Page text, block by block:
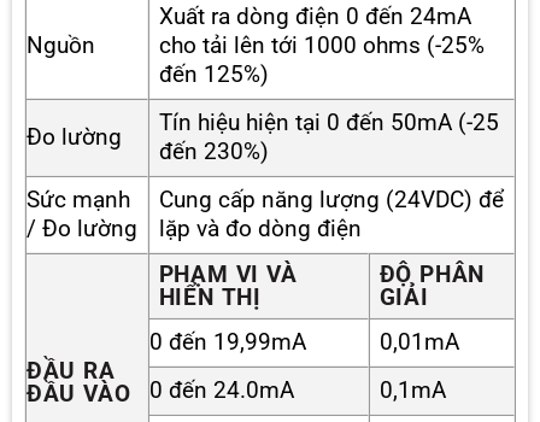
Nguồn
Xuất ra dòng điện 0 đến 24mA
cho tải lên tới 1000 ohms (-25%
đến 125%)
Đo lường
Tín hiệu hiện tại 0 đến 50mA (-25
đến 230%)
Sức mạnh
/ Đo lường
Cung cấp năng lượng (24VDC) để
lặp và đo dòng điện
ĐẦU RA
ĐẦU VÀO
PHẠM VI VÀ
HIỂN THỊ
ĐỘ PHÂN
GIẢI
0 đến 19,99mA
0,01mA
0 đến 24.0mA
0,1mA